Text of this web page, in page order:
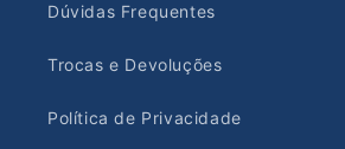
Dúvidas Frequentes
Trocas e Devoluções
Política de Privacidade